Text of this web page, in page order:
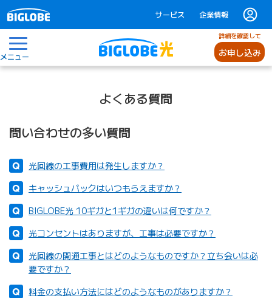
サービス 企業情報
メニュー
詳細を確認して
お申し込み
よくある質問
問い合わせの多い質問
光回線の工事費用は発生しますか？
キャッシュバックはいつもらえますか？
BIGLOBE光 10ギガと1ギガの違いは何ですか？
光コンセントはありますが、工事は必要ですか？
光回線の開通工事とはどのようなものですか？立ち会いは必
要ですか？
料金の支払い方法にはどのようなものがありますか？